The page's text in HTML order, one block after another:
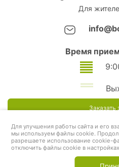
Для
Время
Заказать
Для улучшения работы сайта и его
мы используем файлы cookie.
разрешаете использование cookie-
отключить файлы cookie в